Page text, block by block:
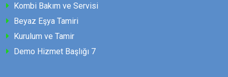
Kombi Bakım ve Servisi
Beyaz Eşya Tamiri
Kurulum ve Tamir
Demo Hizmet Başlığı 7